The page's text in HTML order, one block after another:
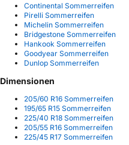
Continental Sommerreifen
Pirelli Sommerreifen
Michelin Sommerreifen
Bridgestone Sommerreifen
Hankook Sommerreifen
Goodyear Sommerreifen
Dunlop Sommerreifen
Dimensionen
205/60 R16 Sommerreifen
195/65 R15 Sommerreifen
225/40 R18 Sommerreifen
205/55 R16 Sommerreifen
225/45 R17 Sommerreifen